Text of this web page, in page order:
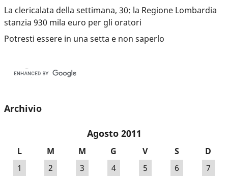
La clericalata della settimana, 30: la Regione Lombardia
stanzia 930 mila euro per gli oratori
Potresti essere in una setta e non saperlo
Archivio
Agosto 2011
L M M G V S
D
1
2 3 4 5 6
7